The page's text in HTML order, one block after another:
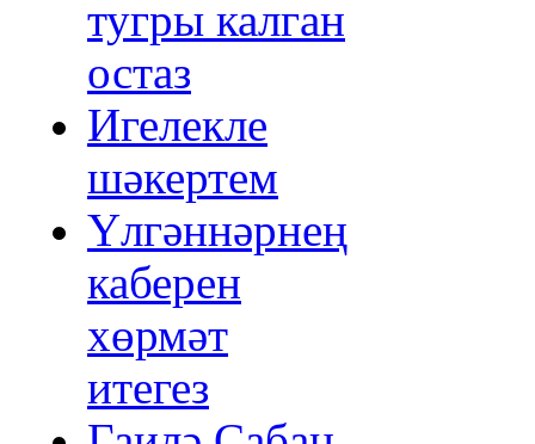
тугры калган
остаз
Игелекле
шәкертем
Үлгәннәрнең
каберен
хөрмәт
итегез